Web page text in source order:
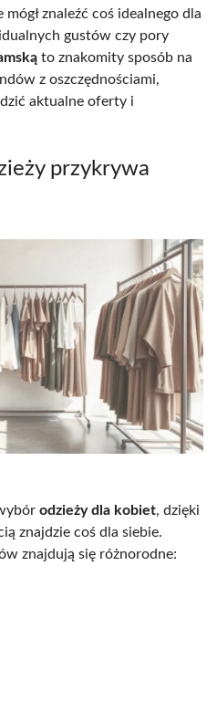
znaleźć coś idealnego dla
gustów czy pory
to znakomity sposób na
z oszczędnościami,
aktualne oferty i
przykrywa
odzieży dla kobiet, dzięki
znajdzie coś dla siebie.
znajdują się różnorodne: